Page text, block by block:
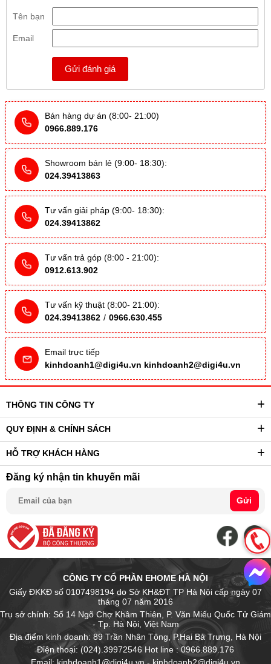
Tên bạn
Email
Gửi đánh giá
Bán hàng dự án (8:00- 21:00)
0966.889.176
Showroom bán lẻ (9:00- 18:30):
024.39413863
Tư vấn giải pháp (9:00- 18:30):
024.39413862
Tư vấn trả góp (8:00 - 21:00):
0912.613.902
Tư vấn kỹ thuật (8:00- 21:00):
024.39413862 / 0966.630.455
Email trực tiếp
kinhdoanh1@digi4u.vn kinhdoanh2@digi4u.vn
THÔNG TIN CÔNG TY
QUY ĐỊNH & CHÍNH SÁCH
HỖ TRỢ KHÁCH HÀNG
Đăng ký nhận tin khuyến mãi
Gửi
CÔNG TY CỔ PHẦN EHOME HÀ NỘI
Giấy ĐKKĐ số 0107498194 do Sở KH&ĐT TP Hà Nội cấp ngày 07
tháng 07 năm 2016
Trụ sở chính: Số 14 Ngõ Chợ Khâm Thiên, P. Văn Miếu Quốc Tử Giám
- Tp. Hà Nội, Việt Nam
Địa điểm kinh doanh: 89 Trần Nhân Tông, P.Hai Bà Trưng, Hà Nội
Điện thoại: (024).39972546 Hot line : 0966.889.176